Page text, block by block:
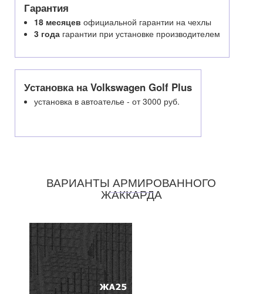
Гарантия
18 месяцев официальной гарантии на чехлы
3 года гарантии при установке производителем
Установка на Volkswagen Golf Plus
установка в автоателье - от 3000 руб.
ВАРИАНТЫ АРМИРОВАННОГО
ЖАККАРДА